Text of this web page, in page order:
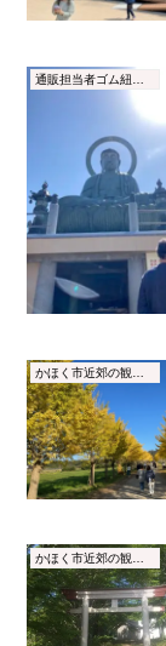
通販担当者ゴム紐ブログ
かほく市近郊の観光地・名所